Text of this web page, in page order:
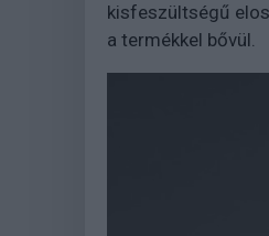
kisfeszültségű
a termékkel bővül.